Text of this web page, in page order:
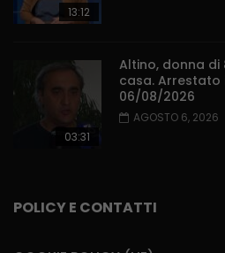
13:12
03:31
Altino, donna di
casa. Arrestato
06/08/2026
AGOSTO 6, 2026
POLICY E CONTATTI